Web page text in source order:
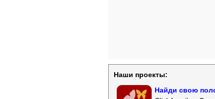
Наши проекты:
Найди свою